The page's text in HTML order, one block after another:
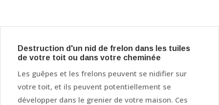
Destruction d'un nid de frelon dans les tuiles
de votre toit ou dans votre cheminée
Les guêpes et les frelons peuvent se nidifier sur
votre toit, et ils peuvent potentiellement se
développer dans le grenier de votre maison. Ces